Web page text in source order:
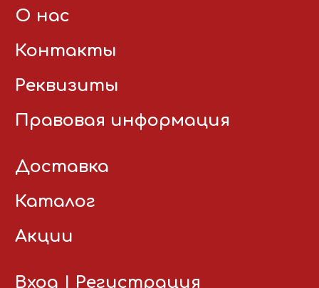
О нас
Контакты
Реквизиты
Правовая информация
Доставка
Каталог
Акции
Вход Регистрация